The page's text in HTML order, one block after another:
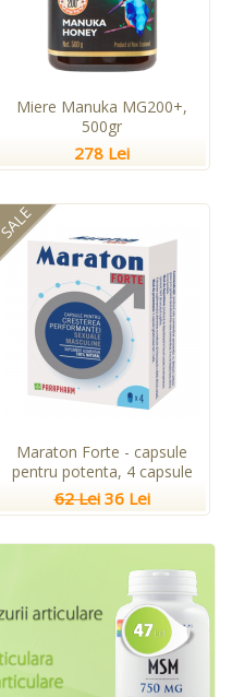
Miere Manuka MG200+,
500gr
278 Lei
SALE
Maraton Forte - capsule
pentru potenta, 4 capsule
62 Lei 36 Lei